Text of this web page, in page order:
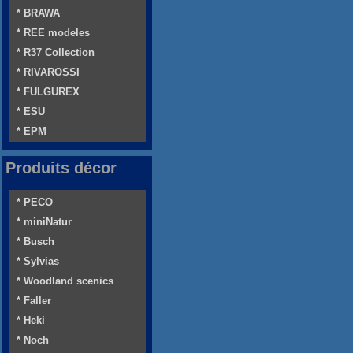
* BRAWA
* REE modeles
* R37 Collection
* RIVAROSSI
* FULGUREX
* ESU
* EPM
Produits décor
* PECO
* miniNatur
* Busch
* Sylvias
* Woodland scenics
* Faller
* Heki
* Noch